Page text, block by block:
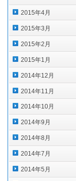
2015年4月
2015年3月
2015年2月
2015年1月
2014年12月
2014年11月
2014年10月
2014年9月
2014年8月
2014年7月
2014年5月